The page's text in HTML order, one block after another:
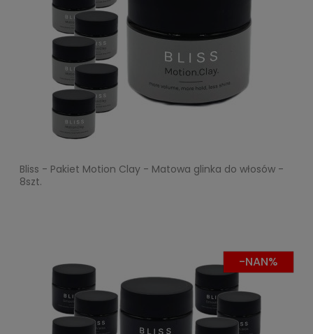
Bliss - Pakiet Motion Clay - Matowa glinka do włosów -
8szt.
-NAN%